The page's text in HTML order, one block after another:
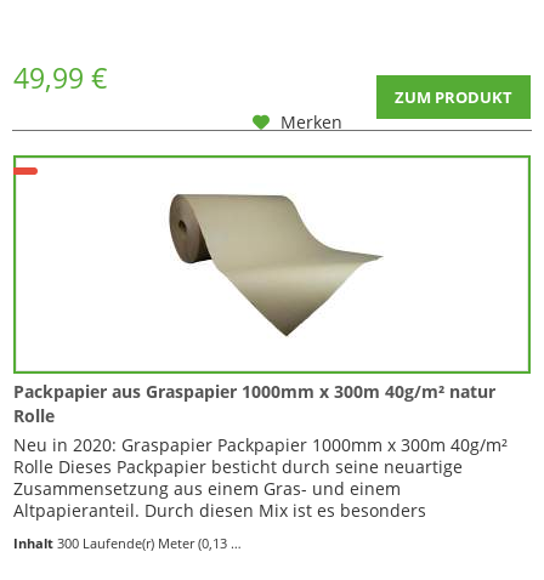
49,99 € ZUM PRODUKT
Merken
Packpapier aus Graspapier 1000mm x 300m 40g/m² natur
Rolle
Neu in 2020: Graspapier Packpapier 1000mm x 300m 40g/m²
Rolle Dieses Packpapier besticht durch seine neuartige
Zusammensetzung aus einem Gras- und einem
Altpapieranteil. Durch diesen Mix ist es besonders
Rohstoff ist und das Altpapier bereits recyclt wurde, d.h. es
Inhalt300 Laufende(r) Meter(0,13 € * / 1 Laufende(r) Meter)